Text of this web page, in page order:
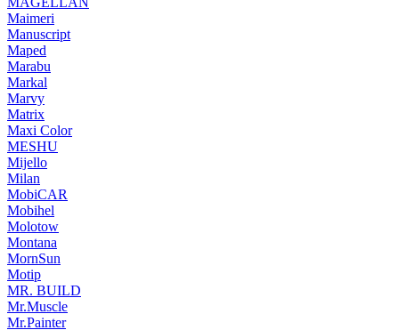
Maimeri
Manuscript
Maped
Marabu
Markal
Marvy
Matrix
Maxi Color
MESHU
Mijello
Milan
MobiCAR
Mobihel
Molotow
Montana
MornSun
Motip
MR. BUILD
Mr.Muscle
Mr.Painter